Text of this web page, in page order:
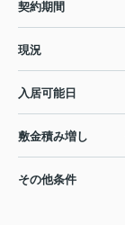
契約期間
現況
入居可能日
敷金積み増し
その他条件